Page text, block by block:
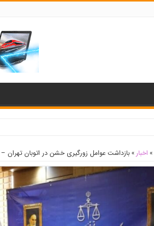
» اخبار » بازداشت عوامل زورگیری خشن در اتوبان تهران